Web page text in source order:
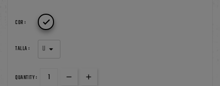
COR : 
TALLA :
QUANTITY :